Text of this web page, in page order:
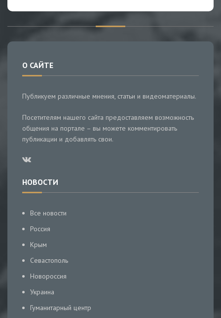
О САЙТЕ
Публикуем различные мнения, статьи и видеоматериалы.
Посетителям нашего сайта предоставляем возможность
общения на портале – вы можете комментировать
публикации и добавлять свои.
НОВОСТИ
Все новости
Россия
Крым
Севастополь
Новороссия
Украина
Гуманитарный центр